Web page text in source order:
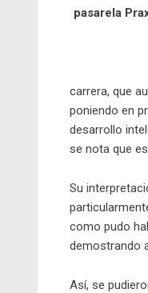
pasarela
carrera, que
poniendo en
desarrollo
se nota que
Su
como pudo
demostrando
Así, se